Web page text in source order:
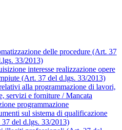
delle procedure (Art. 37
33/2013)
interesse realizzazione opere
(Art. 37 del d.lgs. 33/2013)
alla programmazione di lavori,
servizi e forniture / Mancata
programmazione
sul sistema di qualificazione
del d.lgs. 33/2013)